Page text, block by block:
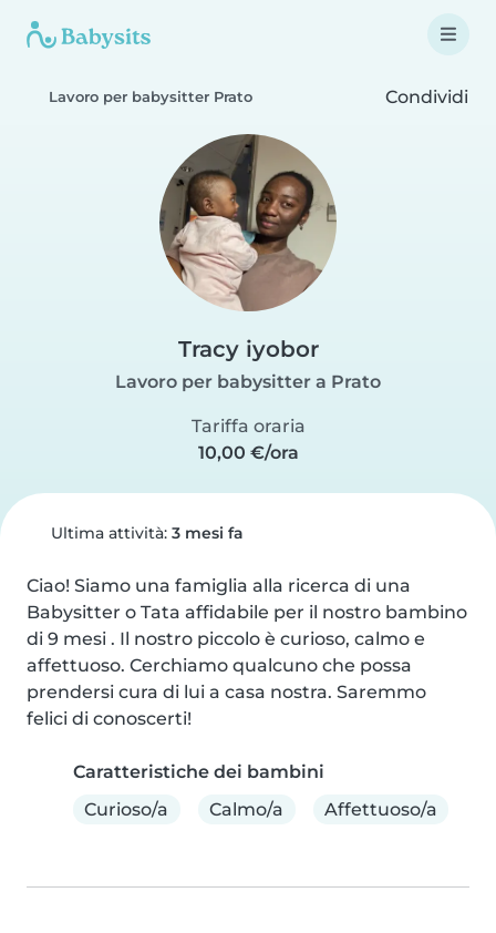
Lavoro per babysitter Prato Condividi
Tracy iyobor
Lavoro per babysitter a Prato
Tariffa oraria
10,00 €/ora
Ultima attività: 3 mesi fa
Ciao! Siamo una famiglia alla ricerca di una
Babysitter o Tata affidabile per il nostro bambino
di 9 mesi . Il nostro piccolo è curioso, calmo e
affettuoso. Cerchiamo qualcuno che possa
prendersi cura di lui a casa nostra. Saremmo
felici di conoscerti!
Caratteristiche dei bambini
Curioso/a
Calmo/a Affettuoso/a